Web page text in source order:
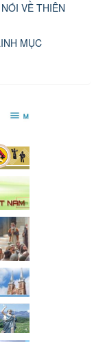
VỀ THIÊN
MỤC